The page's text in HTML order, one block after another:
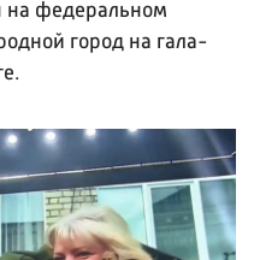
на федеральном
город на гала-